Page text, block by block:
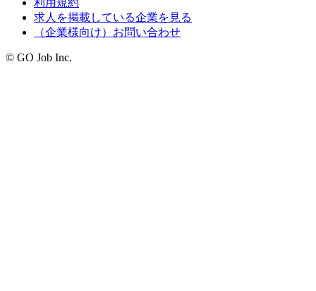
求人を掲載している企業を見る
（企業様向け）お問い合わせ
© GO Job Inc.